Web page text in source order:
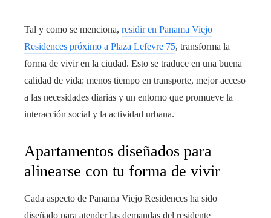
Tal y como se menciona, residir en Panama Viejo
Residences próximo a Plaza Lefevre 75, transforma la
forma de vivir en la ciudad. Esto se traduce en una buena
calidad de vida: menos tiempo en transporte, mejor acceso
a las necesidades diarias y un entorno que promueve la
interacción social y la actividad urbana.
Apartamentos diseñados para
alinearse con tu forma de vivir
Cada aspecto de Panama Viejo Residences ha sido
diseñado para atender las demandas del residente